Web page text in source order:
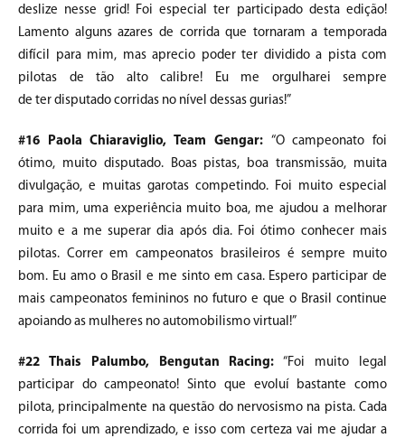
deslize nesse grid! Foi especial ter participado desta edição!
Lamento alguns azares de corrida que tornaram a temporada
difícil para mim, mas aprecio poder ter dividido a pista com
pilotas de tão alto calibre! Eu me orgulharei sempre
de ter disputado corridas no nível dessas gurias!”
#16 Paola Chiaraviglio, Team Gengar: “O campeonato foi
ótimo, muito disputado. Boas pistas, boa transmissão, muita
divulgação, e muitas garotas competindo. Foi muito especial
para mim, uma experiência muito boa, me ajudou a melhorar
muito e a me superar dia após dia. Foi ótimo conhecer mais
pilotas. Correr em campeonatos brasileiros é sempre muito
bom. Eu amo o Brasil e me sinto em casa. Espero participar de
mais campeonatos femininos no futuro e que o Brasil continue
apoiando as mulheres no automobilismo virtual!”
#22 Thais Palumbo, Bengutan Racing: “Foi muito legal
participar do campeonato! Sinto que evoluí bastante como
pilota, principalmente na questão do nervosismo na pista. Cada
corrida foi um aprendizado, e isso com certeza vai me ajudar a